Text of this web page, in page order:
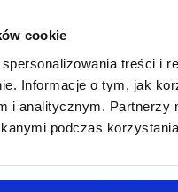
cookie
treści i
Informacje o tym, jak
i analitycznym. Partnerzy
podczas